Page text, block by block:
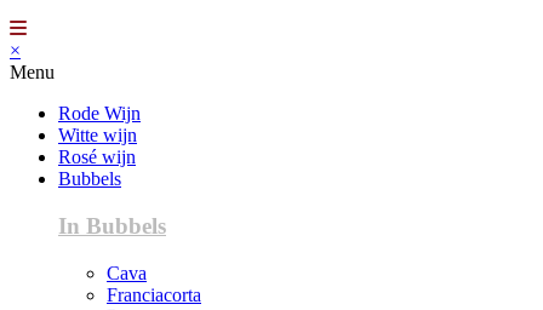
×
Menu
Rode Wijn
Witte wijn
Rosé wijn
Bubbels
In Bubbels
Cava
Franciacorta